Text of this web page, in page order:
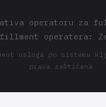
operatoru za
operatera:
usluga po sistemu
prava zaštićena